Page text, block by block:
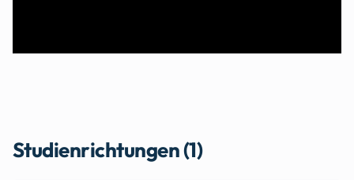
Studienrichtungen (1)